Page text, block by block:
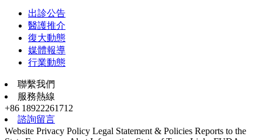
出診公告
醫護推介
復大動態
媒體報導
行業動態
聯繫我們
服務熱線
+86 18922261712
諮詢留言
Website Privacy Policy Legal Statement & Policies Reports to the